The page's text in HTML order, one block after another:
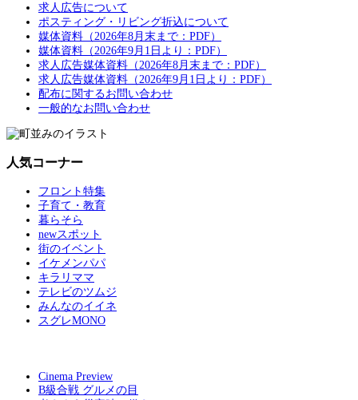
求人広告について
ポスティング・リビング折込について
媒体資料（2026年8月末まで：PDF）
媒体資料（2026年9月1日より：PDF）
求人広告媒体資料（2026年8月末まで：PDF）
求人広告媒体資料（2026年9月1日より：PDF）
配布に関するお問い合わせ
一般的なお問い合わせ
人気コーナー
フロント特集
子育て・教育
暮らそら
newスポット
街のイベント
イケメンパパ
キラリママ
テレビのツムジ
みんなのイイネ
スグレMONO
Cinema Preview
B級合戦 グルメの目